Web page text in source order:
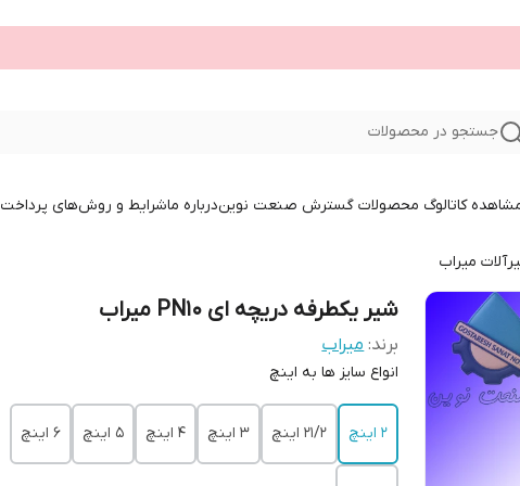
جستجو در محصولات
مشاهده کاتالوگ محصولات گسترش صنعت نویندرباره ماشرایط و روش‌های پرداخت
میراب
شیر یکطرفه دریچه ای PN10 میراب
برند: میراب
انواع سایز ها به اینچ
2 اینچ 21/2 اینچ 3 اینچ 4 اینچ 5 اینچ 6 اینچ